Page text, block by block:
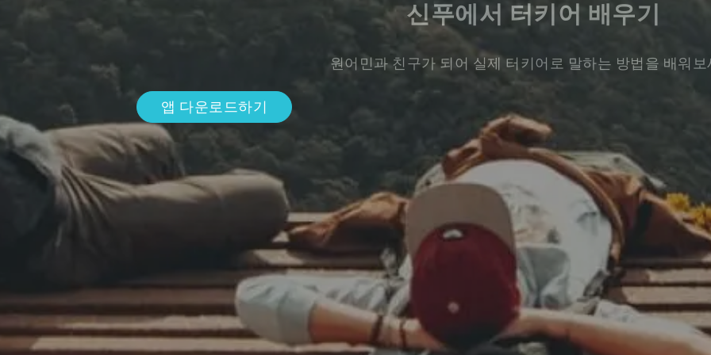
신푸에서 터키어 배우기
원어민과 친구가 되어 실제 터키어로 말하는 방법을 배워보
앱 다운로드하기